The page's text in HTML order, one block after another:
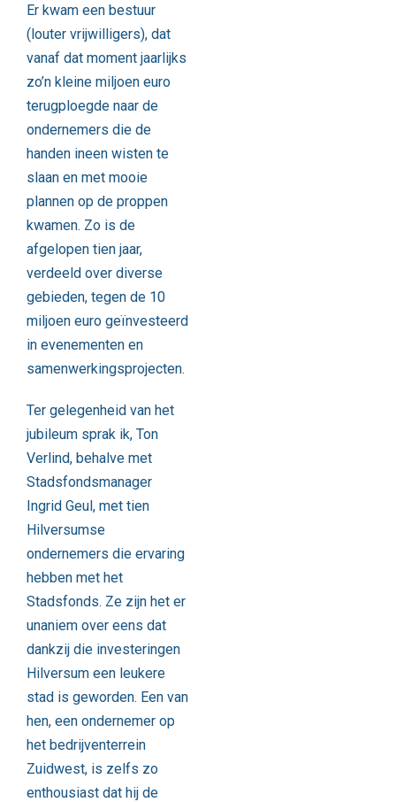
Er kwam een bestuur
(louter vrijwilligers), dat
vanaf dat moment jaarlijks
zo’n kleine miljoen euro
terugploegde naar de
ondernemers die de
handen ineen wisten te
slaan en met mooie
plannen op de proppen
kwamen. Zo is de
afgelopen tien jaar,
verdeeld over diverse
gebieden, tegen de 10
miljoen euro geïnvesteerd
in evenementen en
samenwerkingsprojecten.
Ter gelegenheid van het
jubileum sprak ik, Ton
Verlind, behalve met
Stadsfondsmanager
Ingrid Geul, met tien
Hilversumse
ondernemers die ervaring
hebben met het
Stadsfonds. Ze zijn het er
unaniem over eens dat
dankzij die investeringen
Hilversum een leukere
stad is geworden. Een van
hen, een ondernemer op
het bedrijventerrein
Zuidwest, is zelfs zo
enthousiast dat hij de